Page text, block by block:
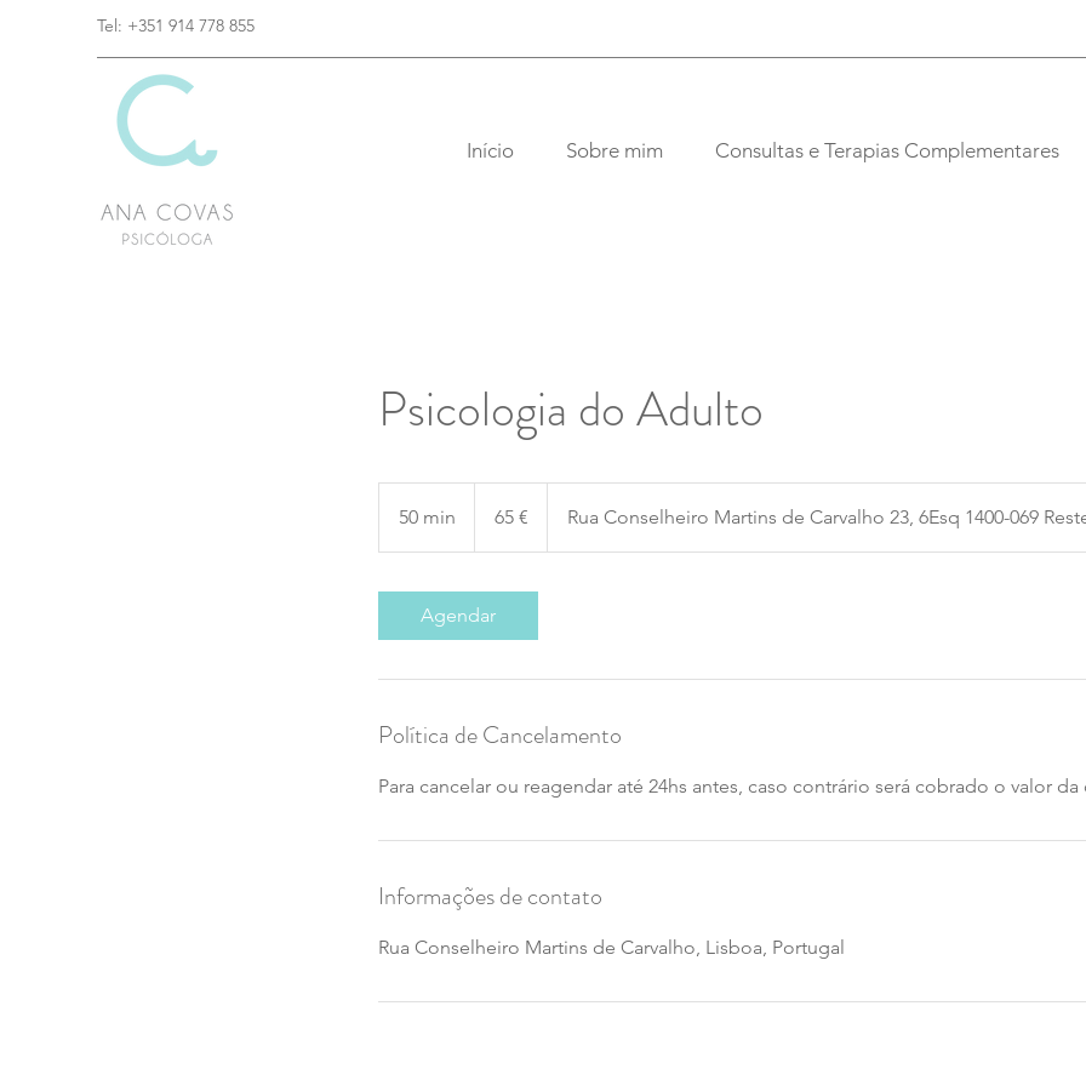
Tel: +351 914 778 855
Início Sobre mim Consultas e Terapias Complementares
Psicologia do Adulto
50 min
0
65 € Rua Conselheiro Martins de Carvalho 23, 6Esq 1400-069
Agendar
Política de Cancelamento
Para cancelar ou reagendar até 24hs antes, caso contrário será cobrado o valor da
Informações de contato
Rua Conselheiro Martins de Carvalho, Lisboa, Portugal